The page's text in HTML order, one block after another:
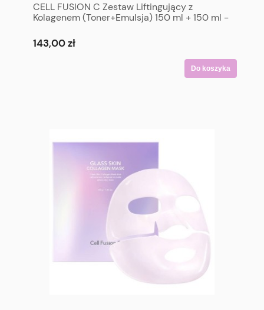
CELL FUSION C Zestaw Liftingujący z
Kolagenem (Toner+Emulsja) 150 ml + 150 ml -
Set (Toner+Emulsion) 150 ml + 150 ml
143,00 zł
Do koszyka